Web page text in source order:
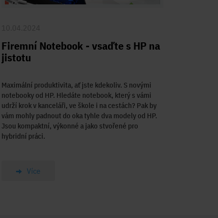
Firemní Notebook - vsaďte s HP na
jistotu
Maximální produktivita, ať jste kdekoliv. S novými
notebooky od HP. Hledáte notebook, který s vámi
udrží krok v kanceláři, ve škole i na cestách? Pak by
vám mohly padnout do oka tyhle dva modely od HP.
Jsou kompaktní, výkonné a jako stvořené pro
hybridní práci.
Více